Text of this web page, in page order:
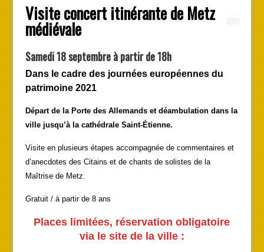
Visite concert itinérante de Metz
médiévale
Samedi 18 septembre à partir de 18h
Dans le cadre des journées européennes du
patrimoine 2021
Départ de la Porte des Allemands et déambulation dans la
ville jusqu’à la cathédrale Saint-Étienne.
Visite en plusieurs étapes accompagnée de commentaires et
d’anecdotes des Citains et de chants de solistes de la
Maîtrise de Metz.
Gratuit / à partir de 8 ans
Places limitées, réservation obligatoire
via le site de la ville :